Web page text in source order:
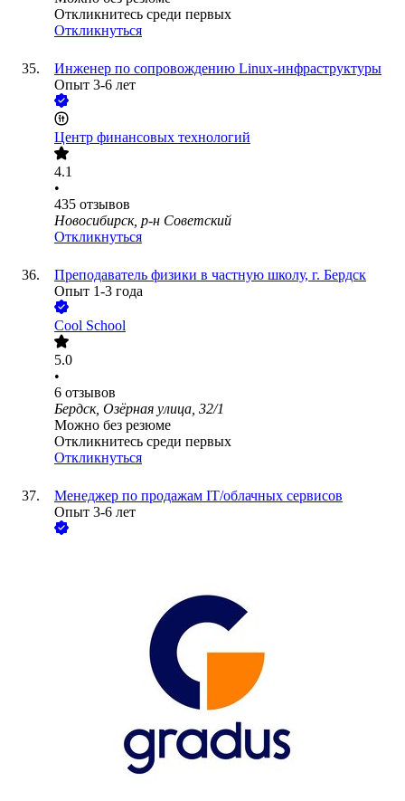
Откликнитесь среди первых
Откликнуться
Инженер по сопровождению Linux-инфраструктуры
Опыт 3-6 лет
Центр финансовых технологий
4.1
•
435 отзывов
Новосибирск, р-н Советский
Откликнуться
Преподаватель физики в частную школу, г. Бердск
Опыт 1-3 года
Cool School
5.0
•
6 отзывов
Бердск, Озёрная улица, 32/1
Можно без резюме
Откликнитесь среди первых
Откликнуться
Менеджер по продажам IT/облачных сервисов
Опыт 3-6 лет